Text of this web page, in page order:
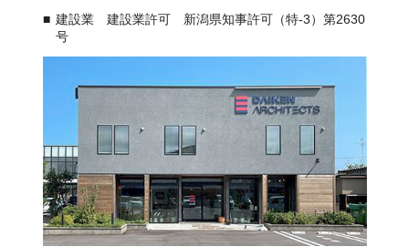
建設業 建設業許可 新潟県知事許可（特-3）第2630
号